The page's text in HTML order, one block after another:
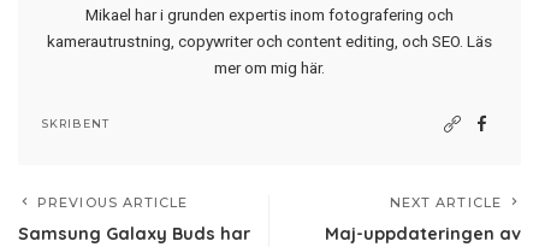
Mikael har i grunden expertis inom fotografering och
kamerautrustning, copywriter och content editing, och SEO. Läs
mer om mig här.
SKRIBENT
PREVIOUS ARTICLE
Samsung Galaxy Buds har
NEXT ARTICLE
Maj-uppdateringen av